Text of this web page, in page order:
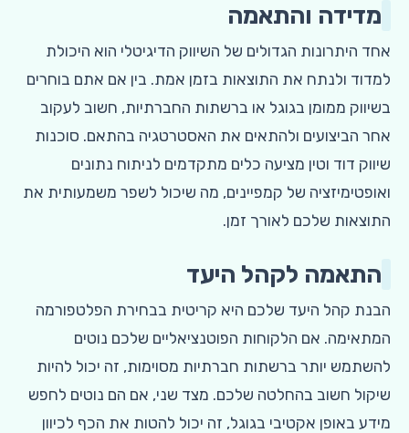
מדידה והתאמה
אחד היתרונות הגדולים של השיווק הדיגיטלי הוא היכולת
למדוד ולנתח את התוצאות בזמן אמת. בין אם אתם בוחרים
בשיווק ממומן בגוגל או ברשתות החברתיות, חשוב לעקוב
אחר הביצועים ולהתאים את האסטרטגיה בהתאם. סוכנות
שיווק דוד וטין מציעה כלים מתקדמים לניתוח נתונים
ואופטימיזציה של קמפיינים, מה שיכול לשפר משמעותית את
התוצאות שלכם לאורך זמן.
התאמה לקהל היעד
הבנת קהל היעד שלכם היא קריטית בבחירת הפלטפורמה
המתאימה. אם הלקוחות הפוטנציאליים שלכם נוטים
להשתמש יותר ברשתות חברתיות מסוימות, זה יכול להיות
שיקול חשוב בהחלטה שלכם. מצד שני, אם הם נוטים לחפש
מידע באופן אקטיבי בגוגל, זה יכול להטות את הכף לכיוון